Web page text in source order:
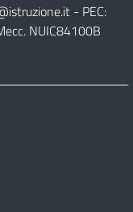
- PEC:
NUIC84100B